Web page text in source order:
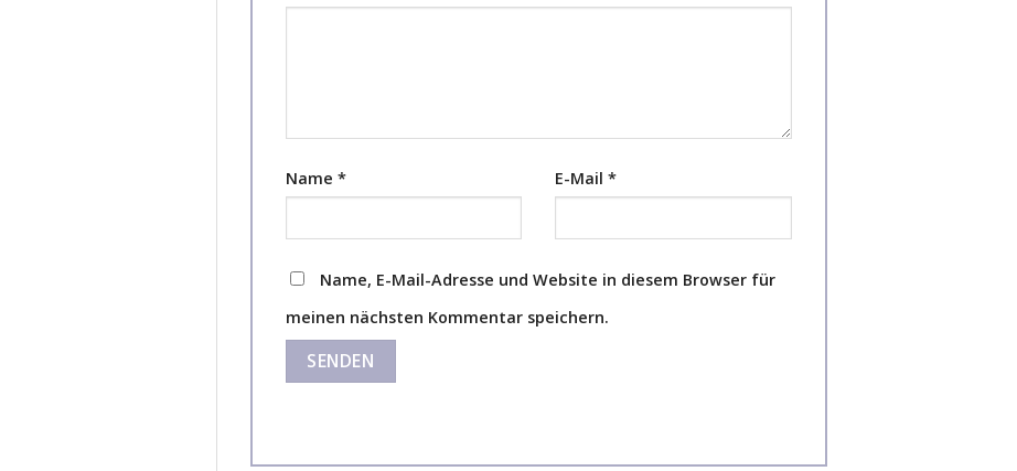
Name * E-Mail*
Name, E-Mail-Adresse und Website in diesem Browser für
meinen nächsten Kommentar speichern.